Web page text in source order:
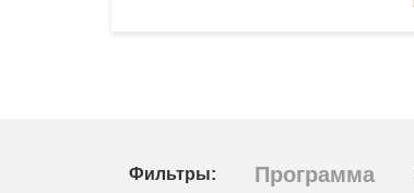
Фильтры: Программа